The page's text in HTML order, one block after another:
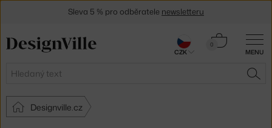
MENU
Hledat
0
Košík
Designville.cz
Sleva 5 % pro odběratele newsletteru
CZK